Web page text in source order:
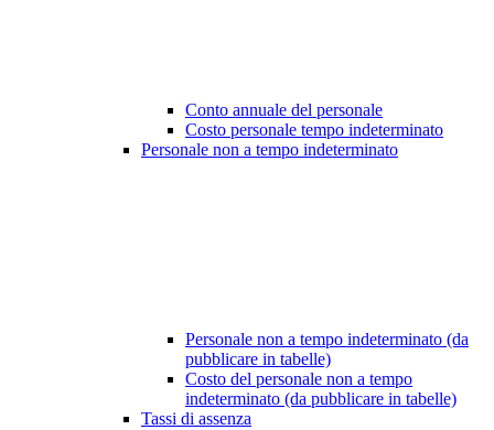
Conto annuale del personale
Costo personale tempo indeterminato
Personale non a tempo indeterminato
Personale non a tempo indeterminato (da
pubblicare in tabelle)
Costo del personale non a tempo
indeterminato (da pubblicare in tabelle)
Tassi di assenza